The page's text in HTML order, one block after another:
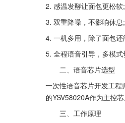
2. 感温发酵让面包更松软;
3. 双重降噪，不影响休息;
4. 一机多用，除了面包
5. 全程语音引导，多模式
二、语音芯片选型
一次性语音芯片开发工
的YSV58020A作为主控芯
三、工作原理